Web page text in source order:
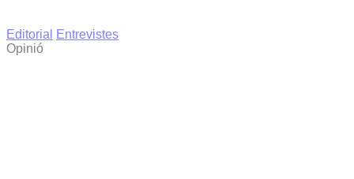
Editorial
Entrevistes
Opinió